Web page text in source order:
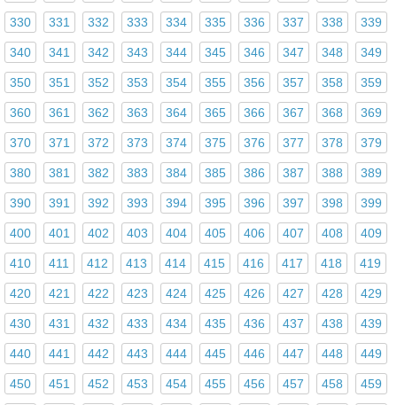
330 331 332 333 334 335 336 337 338 339
340 341 342 343 344 345 346 347 348 349
350 351 352 353 354 355 356 357 358 359
360 361 362 363 364 365 366 367 368 369
370 371 372 373 374 375 376 377 378 379
380 381 382 383 384 385 386 387 388 389
390 391 392 393 394 395 396 397 398 399
400 401 402 403 404 405 406 407 408 409
410 411 412 413 414 415 416 417 418 419
420 421 422 423 424 425 426 427 428 429
430 431 432 433 434 435 436 437 438 439
440 441 442 443 444 445 446 447 448 449
450 451 452 453 454 455 456 457 458 459